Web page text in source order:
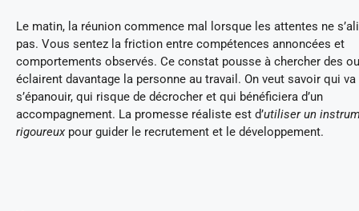
Le matin, la réunion commence mal lorsque les attentes ne
pas. Vous sentez la friction entre compétences annoncées et
comportements observés. Ce constat pousse à chercher des
éclairent davantage la personne au travail. On veut savoir qui va
s’épanouir, qui risque de décrocher et qui bénéficiera d’un
accompagnement. La promesse réaliste est d’utiliser un
rigoureuxpour guider le recrutement et le développement.